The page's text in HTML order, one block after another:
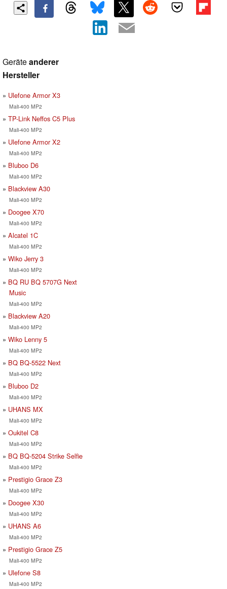
Geräteanderer
Hersteller
Ulefone Armor X3
Mali-400 MP2
TP-Link Neffos C5 Plus
Mali-400 MP2
Ulefone Armor X2
Mali-400 MP2
Bluboo D6
Mali-400 MP2
Blackview A30
Mali-400 MP2
Doogee X70
Mali-400 MP2
Alcatel 1C
Mali-400 MP2
Wiko Jerry 3
Mali-400 MP2
BQ RU BQ 5707G Next
Music
Mali-400 MP2
Blackview A20
Mali-400 MP2
Wiko Lenny 5
Mali-400 MP2
BQ BQ-5522 Next
Mali-400 MP2
Bluboo D2
Mali-400 MP2
UHANS MX
Mali-400 MP2
Oukitel C8
Mali-400 MP2
BQ BQ-5204 Strike Selfie
Mali-400 MP2
Prestigio Grace Z3
Mali-400 MP2
Doogee X30
Mali-400 MP2
UHANS A6
Mali-400 MP2
Prestigio Grace Z5
Mali-400 MP2
Ulefone S8
Mali-400 MP2